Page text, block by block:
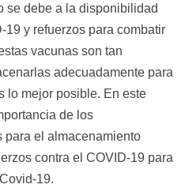
se debe a la disponibilidad
y refuerzos para combatir
vacunas son tan
adecuadamente para
lo mejor posible. En este
de los
para el almacenamiento
contra el COVID-19 para
19.